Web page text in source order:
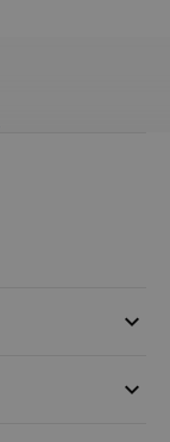
keyboard_arrow_down
keyboard_arrow_down